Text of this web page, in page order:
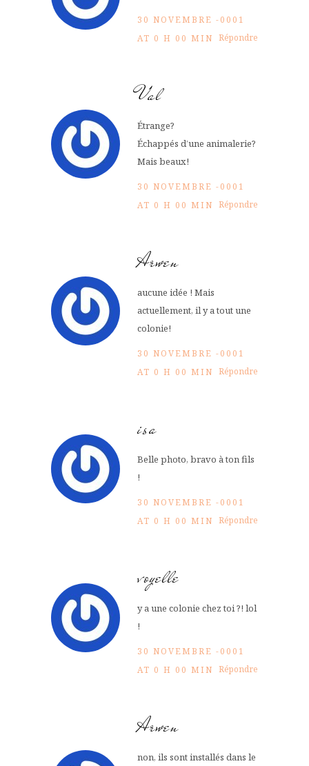
30 NOVEMBRE -0001
AT 0 H 00 MIN Répondre
Val
Étrange?
Échappés d’une animalerie?
Mais beaux!
30 NOVEMBRE -0001
AT 0 H 00 MIN Répondre
Arwen
aucune idée ! Mais
actuellement, il y a tout une
colonie!
30 NOVEMBRE -0001
AT 0 H 00 MIN Répondre
isa
Belle photo, bravo à ton fils
!
30 NOVEMBRE -0001
AT 0 H 00 MIN Répondre
voyelle
y a une colonie chez toi ?! lol
!
30 NOVEMBRE -0001
AT 0 H 00 MIN Répondre
Arwen
non, ils sont installés dans le